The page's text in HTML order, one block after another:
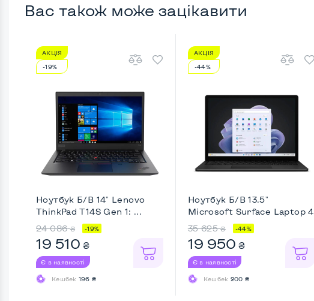
Вас також може зацікавити
АКЦІЯ
-19%
Ноутбук Б/В 14" Lenovo
ThinkPad T14S Gen 1: ...
24 086 ₴ -19%
19 510 ₴
Є в наявності
Кешбек 196 ₴
АКЦІЯ
-44%
Ноутбук Б/В 13.5"
Microsoft Surface Laptop 4
...
35 625 ₴ -44%
19 950 ₴
Є в наявності
Кешбек 200 ₴